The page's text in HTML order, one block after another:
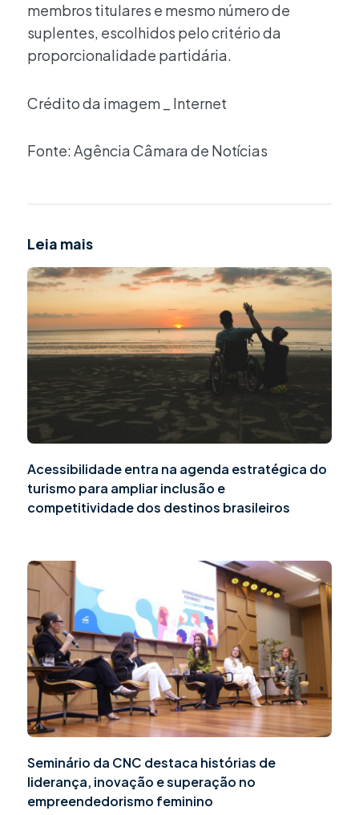
membros titulares e mesmo número de
suplentes, escolhidos pelo critério da
proporcionalidade partidária.
Crédito da imagem _ Internet
Fonte: Agência Câmara de Notícias
Leia mais
Acessibilidade entra na agenda estratégica do
turismo para ampliar inclusão e
competitividade dos destinos brasileiros
Seminário da CNC destaca histórias de
liderança, inovação e superação no
empreendedorismo feminino